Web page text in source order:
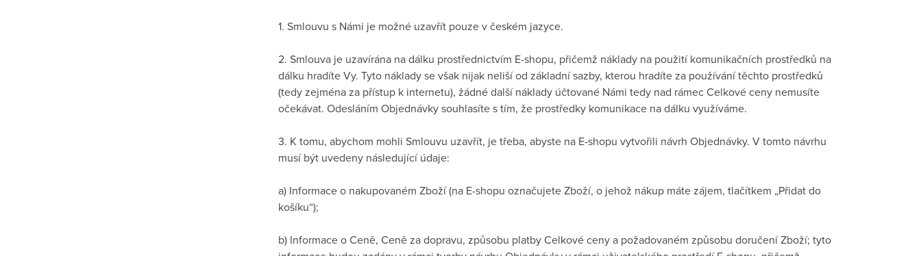
1. Smlouvu s Námi je možné uzavřít pouze včeském jazyce.
2. Smlouva je uzavírána na dálku prostřednictvím E-shopu, přičemž náklady na použití komunikačních prostředků na
dálku hradíte Vy. Tyto náklady se však nijak neliší od základní sazby, kterou hradíte za používání těchto prostředků
(tedy zejména za přístup k internetu), žádné další náklady účtované Námi tedy nad rámec Celkové ceny nemusíte
očekávat. Odesláním Objednávky souhlasíte s tím, že prostředky komunikace na dálku využíváme.
3. K tomu, abychom mohli Smlouvu uzavřít, je třeba, abyste na E-shopu vytvořili návrh Objednávky. V tomto návrhu
musí být uvedeny následující údaje:
a) Informace o nakupovaném Zboží (na E-shopu označujete Zboží, o jehož nákup máte zájem, tlačítkem „Přidat do
košíku“);
b) Informace o Ceně, Ceně za dopravu, způsobu platby Celkové ceny a požadovaném způsobu doručení Zboží; tyto